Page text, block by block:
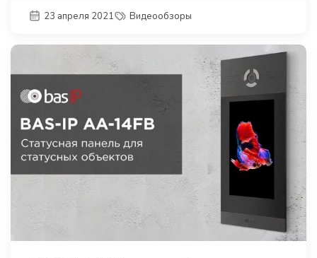
23 апреля 2021 Видеообзоры